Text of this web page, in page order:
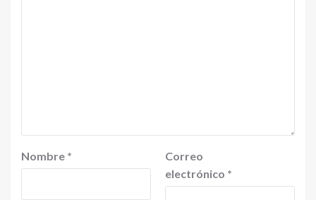
Nombre *
Correo
electrónico *